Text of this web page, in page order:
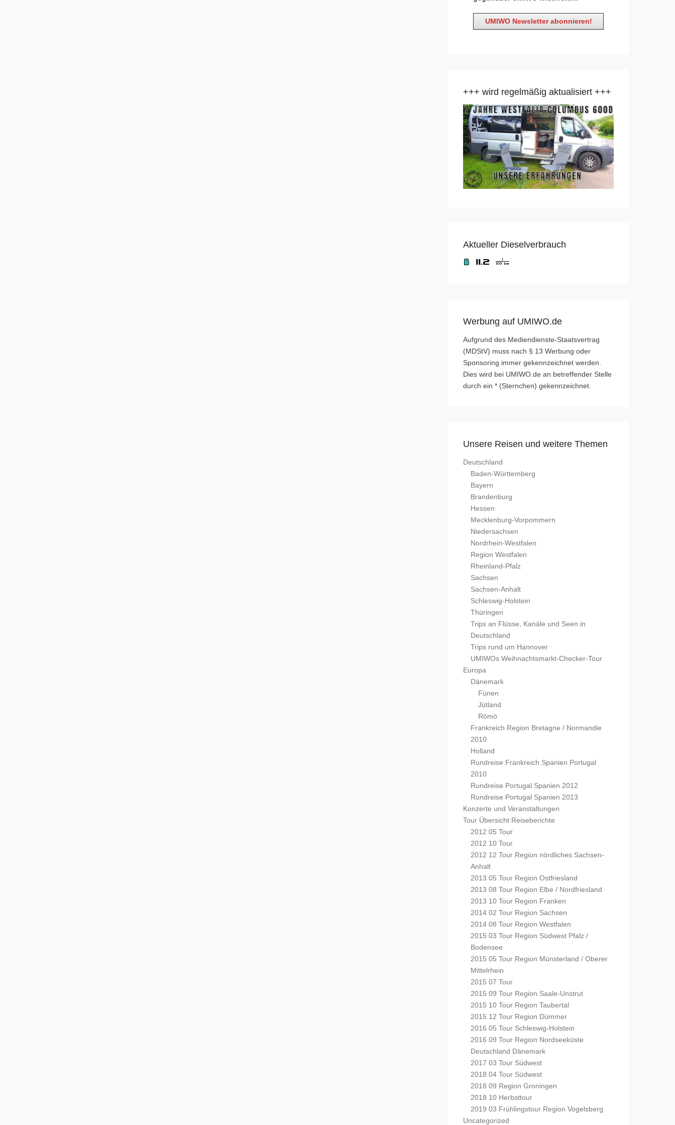
+++ wird regelmäßig aktualisiert +++
Aktueller Dieselverbrauch
Werbung auf UMIWO.de
Aufgrund des Mediendienste-Staatsvertrag
(MDStV) muss nach § 13 Werbung oder
Sponsoring immer gekennzeichnet werden.
Dies wird bei UMIWO.de an betreffender Stelle
durch ein * (Sternchen) gekennzeichnet.
Unsere Reisen und weitere Themen
Deutschland
Baden-Württemberg
Bayern
Brandenburg
Hessen
Mecklenburg-Vorpommern
Niedersachsen
Nordrhein-Westfalen
Region Westfalen
Rheinland-Pfalz
Sachsen
Sachsen-Anhalt
Schleswig-Holstein
Thüringen
Trips an Flüsse, Kanäle und Seen in
Deutschland
Trips rund um Hannover
UMIWOs Weihnachtsmarkt-Checker-Tour
Europa
Dänemark
Fünen
Jütland
Römö
Frankreich Region Bretagne / Normandie
2010
Holland
Rundreise Frankreich Spanien Portugal
2010
Rundreise Portugal Spanien 2012
Rundreise Portugal Spanien 2013
Konzerte und Veranstaltungen
Tour Übersicht Reiseberichte
2012 05 Tour
2012 10 Tour
2012 12 Tour Region nördliches Sachsen-
Anhalt
2013 05 Tour Region Ostfriesland
2013 08 Tour Region Elbe / Nordfriesland
2013 10 Tour Region Franken
2014 02 Tour Region Sachsen
2014 08 Tour Region Westfalen
2015 03 Tour Region Südwest Pfalz /
Bodensee
2015 05 Tour Region Münsterland / Oberer
Mittelrhein
2015 07 Tour
2015 09 Tour Region Saale-Unstrut
2015 10 Tour Region Taubertal
2015 12 Tour Region Dümmer
2016 05 Tour Schleswig-Holstein
2016 09 Tour Region Nordseeküste
Deutschland Dänemark
2017 03 Tour Südwest
2018 04 Tour Südwest
2018 09 Region Groningen
2018 10 Herbsttour
2019 03 Frühlingstour Region Vogelsberg
Uncategorized